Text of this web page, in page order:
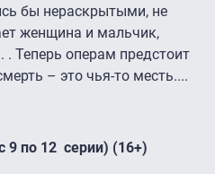
бы нераскрытыми, не
женщина и мальчик,
Теперь операм предстоит
– это чья-то месть....
9 по 12 серии) (16+)